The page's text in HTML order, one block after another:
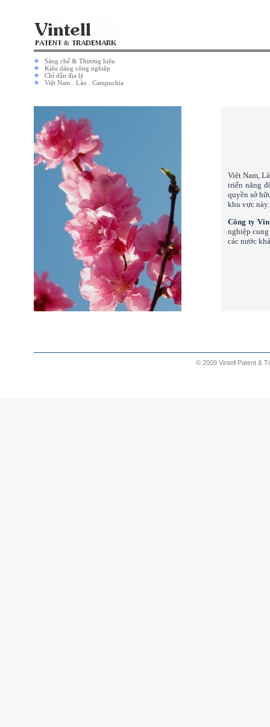
Sáng chế& Thương hiệu
Kiểu dáng công nghiệp
Chỉ dẫn địa lý
Việt Nam
Lào Campuchia
Việt Nam,
triển năng
quyền sở
khu vực này.
Công ty
nghiệp
các nước
© 2009 Vintell Patent &